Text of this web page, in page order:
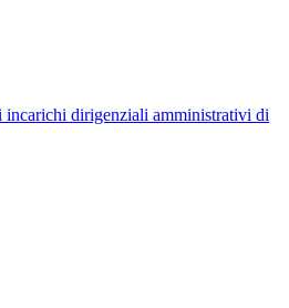
incarichi dirigenziali amministrativi di